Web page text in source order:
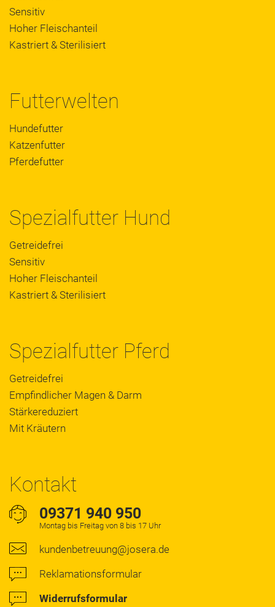
Sensitiv
Hoher Fleischanteil
Kastriert & Sterilisiert
Futterwelten
Hundefutter
Katzenfutter
Pferdefutter
Spezialfutter Hund
Getreidefrei
Sensitiv
Hoher Fleischanteil
Kastriert & Sterilisiert
Spezialfutter Pferd
Getreidefrei
Empfindlicher Magen & Darm
Stärkereduziert
Mit Kräutern
Kontakt
09371 940 950
Montag bis Freitag von 8 bis 17 Uhr
kundenbetreuung@josera.de
Reklamationsformular
Widerrufsformular